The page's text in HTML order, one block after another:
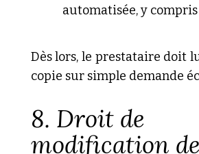
automatisée, y
Dès lors, le prestataire doit
copie sur simple demande
8. Droit de
modification